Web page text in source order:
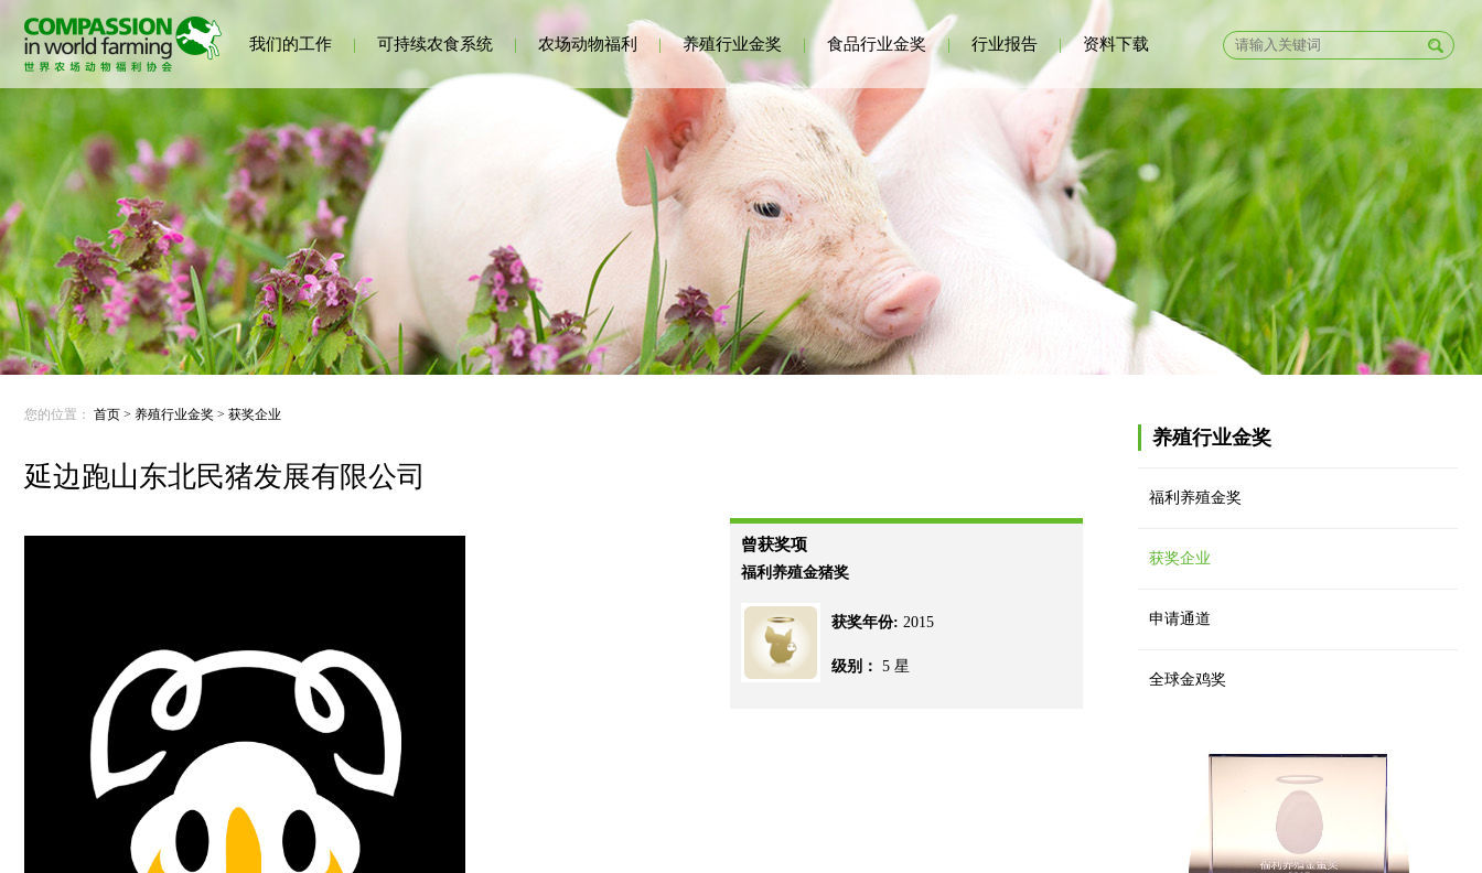
我们的工作 | 可持续农食系统 | 农场动物福利 | 养殖行业金奖 | 食品行业金奖 | 行业报告 | 资料下载
养殖行业金奖
福利养殖金奖
获奖企业
申请通道
全球金鸡奖
您的位置： 首页 > 养殖行业金奖 > 获奖企业
延边跑山东北民猪发展有限公司
曾获奖项
福利养殖金猪奖
获奖年份: 2015
级别： 5 星